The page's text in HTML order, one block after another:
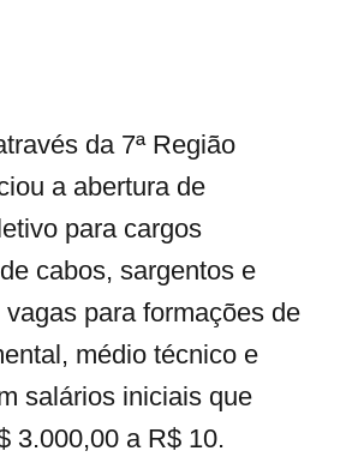
da 7ª Região
a abertura de
para cargos
cabos, sargentos e
para formações de
médio técnico e
salários iniciais que
3.000,00 a R$ 10.